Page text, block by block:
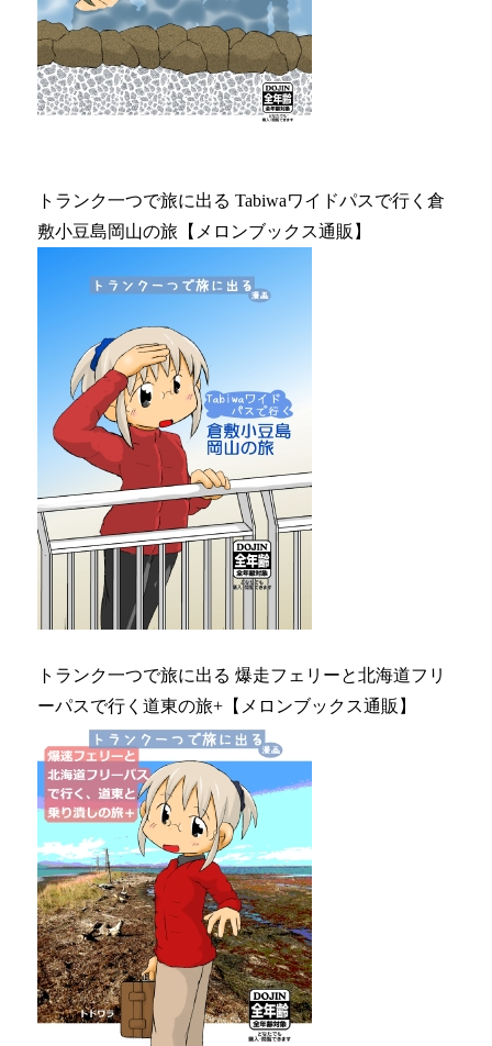
トランク一つで旅に出る Tabiwaワイドパスで行く倉
敷小豆島岡山の旅【メロンブックス通販】
トランク一つで旅に出る 爆走フェリーと北海道フリ
ーパスで行く道東の旅+【メロンブックス通販】